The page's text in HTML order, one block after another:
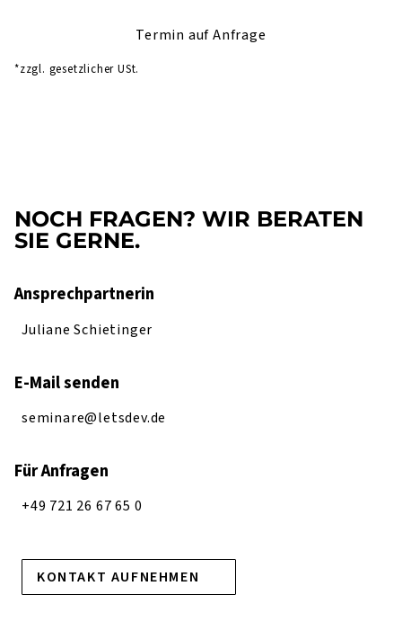
Termin auf Anfrage
*zzgl. gesetzlicher USt.
NOCH FRAGEN? WIR BERATEN
SIE GERNE.
Ansprechpartnerin
Juliane Schietinger
E-Mail senden
seminare@letsdev.de
Für Anfragen
+49 721 26 67 65 0
KONTAKT AUFNEHMEN